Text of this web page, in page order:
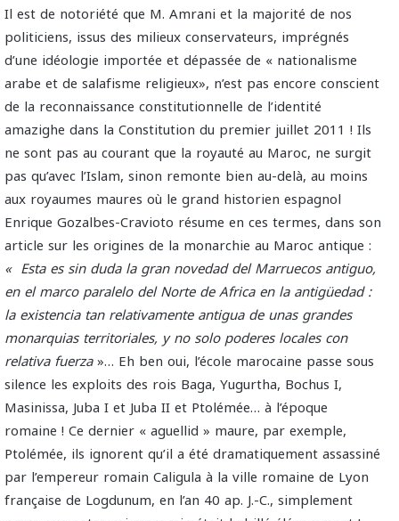
Il est de notoriété que M. Amrani et la majorité de nos
politiciens, issus des milieux conservateurs, imprégnés
d’une idéologie importée et dépassée de « nationalisme
arabe et de salafisme religieux», n’est pas encore conscient
de la reconnaissance constitutionnelle de l’identité
amazighe dans la Constitution du premier juillet 2011 ! Ils
ne sont pas au courant que la royauté au Maroc, ne surgit
pas qu’avec l’Islam, sinon remonte bien au-delà, au moins
aux royaumes maures où le grand historien espagnol
Enrique Gozalbes-Cravioto résume en ces termes, dans son
article sur les origines de la monarchie au Maroc antique :
« Esta es sin duda la gran novedad del Marruecos antiguo,
en el marco paralelo del Norte de Africa en la antigüedad :
la existencia tan relativamente antigua de unas grandes
monarquias territoriales, y no solo poderes locales con
relativa fuerza»… Eh ben oui, l’école marocaine passe sous
silence les exploits des rois Baga, Yugurtha, Bochus I,
Masinissa, Juba I et Juba II et Ptolémée… à l’époque
romaine ! Ce dernier « aguellid » maure, par exemple,
Ptolémée, ils ignorent qu’il a été dramatiquement assassiné
par l’empereur romain Caligula à la ville romaine de Lyon
française de Logdunum, en l’an 40 ap. J.-C., simplement